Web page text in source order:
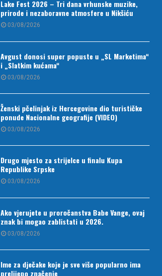
Lake Fest 2026 – Tri dana vrhunske muzike,
prirode i nezaboravne atmosfere u Nikšiću
03/08/2026
Avgust donosi super popuste u „SL Marketima“
i „Slatkim kućama“
03/08/2026
Ženski pčelinjak iz Hercegovine dio turističke
ponude Nacionalne geografije (VIDEO)
03/08/2026
Drugo mjesto za strijelce u finalu Kupa
Republike Srpske
03/08/2026
Ako vjerujete u proročanstva Babe Vange, ovaj
znak bi mogao zablistati u 2026.
03/08/2026
Ime za dječake koje je sve više popularno ima
prelijepo značenje